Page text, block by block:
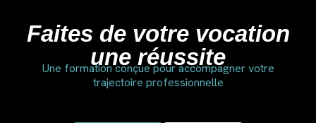
Faites de votre vocation
une réussite
Une formation conçue pour accompagner votre
trajectoire professionnelle